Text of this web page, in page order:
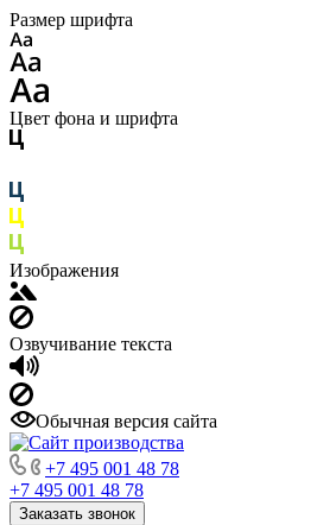
Размер шрифта
Цвет фона и шрифта
Изображения
Озвучивание текста
Обычная версия сайта
+7 495 001 48 78
+7 495 001 48 78
Заказать звонок